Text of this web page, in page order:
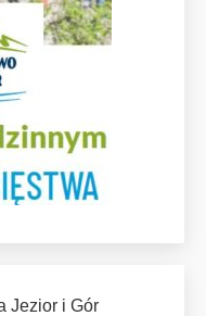
Jezior i Gór